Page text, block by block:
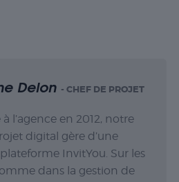
Delon - CHEF DE PROJET
à l’agence en 2012, notre
digital gère d’une
InvitYou. Sur les
dans la gestion de